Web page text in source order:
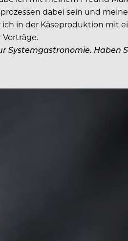
dabei sein und
ich in der Käseproduktion mit
Systemgastronomie. Haben